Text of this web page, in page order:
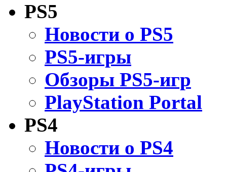
PS5
Новости о PS5
PS5-игры
Обзоры PS5-игр
PlayStation Portal
PS4
Новости о PS4